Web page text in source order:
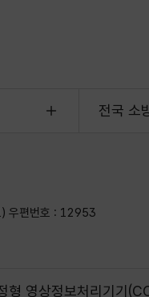
전국 소
우편번호 : 12953
형 영상정보처리기기